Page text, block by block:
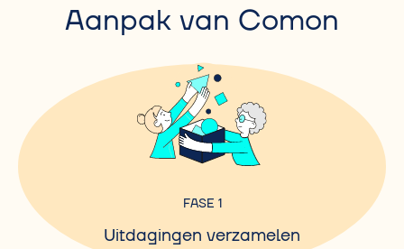
Aanpak van Comon
FASE 1
Uitdagingen verzamelen